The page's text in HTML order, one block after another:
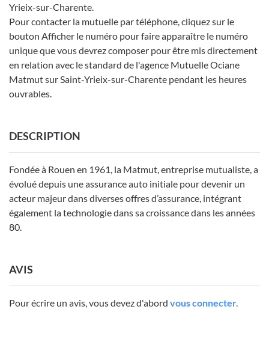
Yrieix-sur-Charente.
Pour contacter la mutuelle par téléphone, cliquez sur le
bouton Afficher le numéro pour faire apparaître le numéro
unique que vous devrez composer pour être mis directement
en relation avec le standard de l'agence Mutuelle Ociane
Matmut sur Saint-Yrieix-sur-Charente pendant les heures
ouvrables.
DESCRIPTION
Fondée à Rouen en 1961, la Matmut, entreprise mutualiste, a
évolué depuis une assurance auto initiale pour devenir un
acteur majeur dans diverses offres d’assurance, intégrant
également la technologie dans sa croissance dans les années
80.
AVIS
Pour écrire un avis, vous devez d'abord vous connecter.